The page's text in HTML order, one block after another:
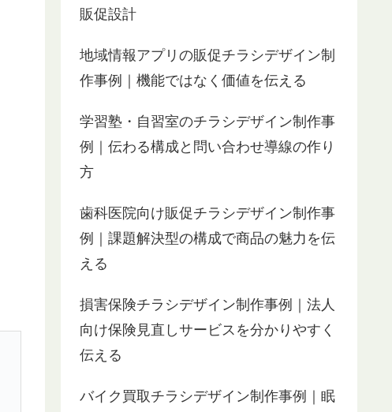
販促設計
地域情報アプリの販促チラシデザイン制
作事例｜機能ではなく価値を伝える
学習塾・自習室のチラシデザイン制作事
例｜伝わる構成と問い合わせ導線の作り
方
歯科医院向け販促チラシデザイン制作事
例｜課題解決型の構成で商品の魅力を伝
える
損害保険チラシデザイン制作事例｜法人
向け保険見直しサービスを分かりやすく
伝える
バイク買取チラシデザイン制作事例｜眠